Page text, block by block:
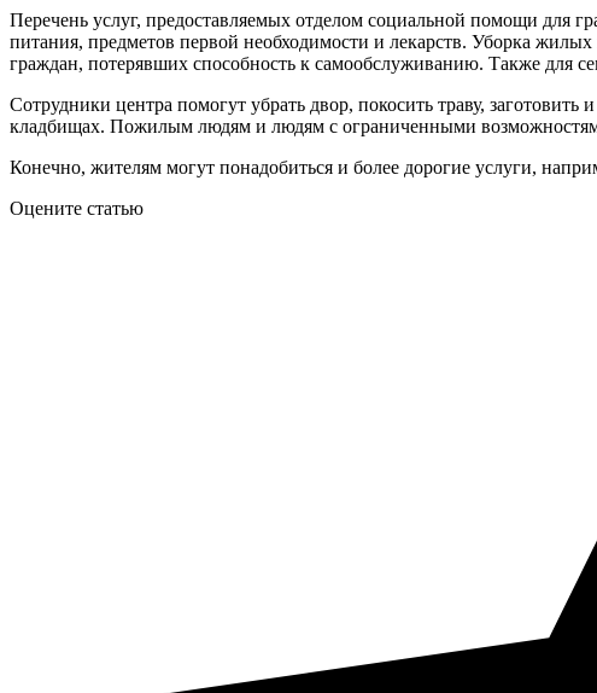
Перечень услуг, предоставляемых отделом социальной помощи для
питания, предметов первой необходимости и лекарств. Уборка
граждан, потерявших способность к самообслуживанию. Также для
Сотрудники центра помогут убрать двор, покосить траву,
кладбищах. Пожилым людям и людям с ограниченными
Конечно, жителям могут понадобиться и более дорогие услуги,
Оцените статью